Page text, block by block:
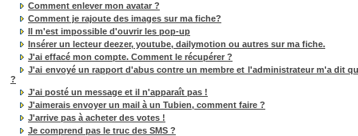
Comment enlever mon avatar ?
Comment je rajoute des images sur ma fiche?
Il m'est impossible d'ouvrir les pop-up
Insérer un lecteur deezer, youtube, dailymotion ou autres sur ma fiche.
J'ai effacé mon compte. Comment le récupérer ?
J'ai envoyé un rapport d'abus contre un membre et l'administrateur m'a dit
?
J'ai posté un message et il n'apparaît pas !
J'aimerais envoyer un mail à un Tubien, comment faire ?
J'arrive pas à acheter des votes !
Je comprend pas le truc des SMS ?